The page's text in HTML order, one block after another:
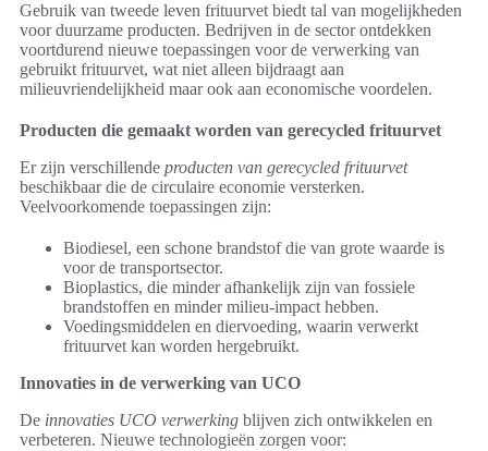
Gebruik van tweede leven frituurvet biedt tal van mogelijkheden
voor duurzame producten. Bedrijven in de sector ontdekken
voortdurend nieuwe toepassingen voor de verwerking van
gebruikt frituurvet, wat niet alleen bijdraagt aan
milieuvriendelijkheid maar ook aan economische voordelen.
Producten die gemaakt worden van gerecycled frituurvet
Er zijn verschillende producten van gerecycled frituurvet
beschikbaar die de circulaire economie versterken.
Veelvoorkomende toepassingen zijn:
Biodiesel, een schone brandstof die van grote waarde is
voor de transportsector.
Bioplastics, die minder afhankelijk zijn van fossiele
brandstoffen en minder milieu-impact hebben.
Voedingsmiddelen en diervoeding, waarin verwerkt
frituurvet kan worden hergebruikt.
Innovaties in de verwerking van UCO
De innovaties UCO verwerking blijven zich ontwikkelen en
verbeteren. Nieuwe technologieën zorgen voor: